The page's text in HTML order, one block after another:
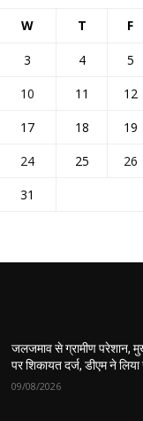
W T F
3 4 5
10 11 12
17 18 19
24 25 26
31
जलजमाव से ग्रामीण परेशान,
पर शिकायत दर्ज, डीएम ने लिया
09/08/2026